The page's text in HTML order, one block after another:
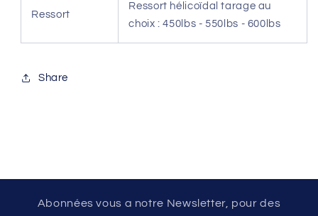
Ressort
Ressort hélicoïdal tarage au
choix : 450lbs - 550lbs - 600lbs
Share
Abonnées vous a notre Newsletter, pour des